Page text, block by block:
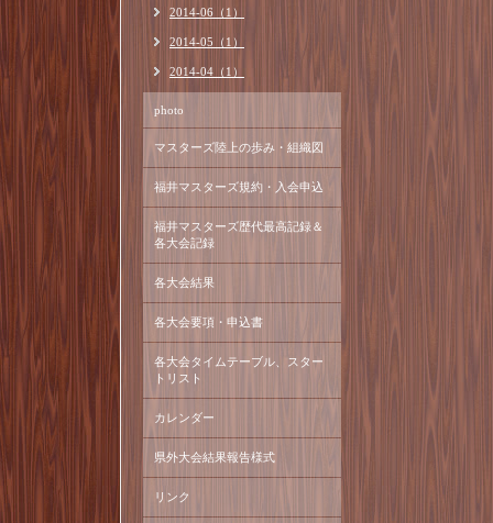
2014-06（1）
2014-05（1）
2014-04（1）
photo
マスターズ陸上の歩み・組織図
福井マスターズ規約・入会申込
福井マスターズ歴代最高記録＆
各大会記録
各大会結果
各大会要項・申込書
各大会タイムテーブル、スター
トリスト
カレンダー
県外大会結果報告様式
リンク